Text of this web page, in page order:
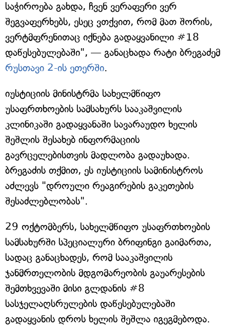
საჭიროება გახდა, ჩვენ ვერაფერი ვერ
შეგვაფერხებს, ესეც ვთქვით, რომ მათ შორის,
ვერტმფრენითაც იქნება გადაყვანილი #18
დაწესებულებაში", — განაცხადა რატი ბრეგაძემ
რუსთავი 2-ის ეთერში.
იუსტიციის მინისტრმა სახელმწიფო
უსაფრთხოების სამსახურს სააკაშვილის
კლინიკაში გადაყვანაში სავარაუდო ხელის
შეშლის შესახებ ინფორმაციის
გავრცელებისთვის მადლობა გადაუხადა.
ბრეგაძის თქმით, ეს იუსტიციის სამინისტროს
აძლევს "დროული რეაგირების გაკეთების
შესაძლებლობას".
29 ოქტომბერს, სახელმწიფო უსაფრთხოების
სამსახურში სპეციალური ბრიფინგი გაიმართა,
სადაც განაცხადეს, რომ სააკაშვილის
ჯანმრთელობის მდგომარეობის გაუარესების
შემთხვევაში მისი გლდანის #8
სასჯელაღსრულების დაწესებულებაში
გადაყვანის დროს ხელის შეშლა იგეგმებოდა.